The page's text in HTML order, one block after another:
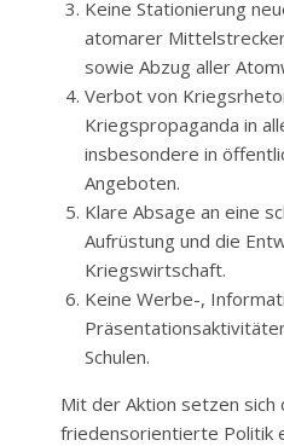
Keine Stationierung
atomarer
sowie Abzug aller
Verbot von
Kriegspropaganda in
insbesondere in
Angeboten.
Klare Absage an eine
Aufrüstung und die
Kriegswirtschaft.
Keine Werbe-,
Schulen.
Mit der Aktion setzen
friedensorientierte Politik